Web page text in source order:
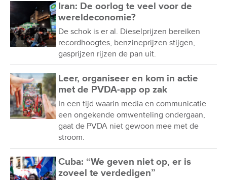
Iran: De oorlog te veel voor de
wereldeconomie?
De schok is er al. Dieselprijzen bereiken
recordhoogtes, benzineprijzen stijgen,
gasprijzen rijzen de pan uit.
Leer, organiseer en kom in actie
met de PVDA-app op zak
In een tijd waarin media en communicatie
een ongekende omwenteling ondergaan,
gaat de PVDA niet gewoon mee met de
stroom.
Cuba: “We geven niet op, er is
zoveel te verdedigen”